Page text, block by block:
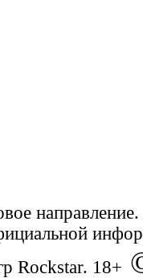
Rockstar. 18+